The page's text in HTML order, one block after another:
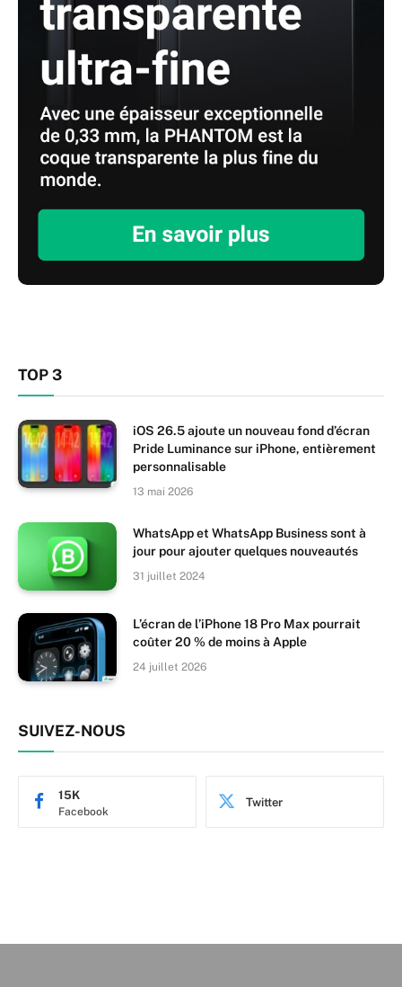
TOP 3
iOS 26.5 ajoute un nouveau fond d’écran
Pride Luminance sur iPhone, entièrement
personnalisable
13 mai 2026
WhatsApp et WhatsApp Business sont à
jour pour ajouter quelques nouveautés
31 juillet 2024
L’écran de l’iPhone 18 Pro Max pourrait
coûter 20 % de moins à Apple
24 juillet 2026
SUIVEZ-NOUS
Facebook
15K Twitter